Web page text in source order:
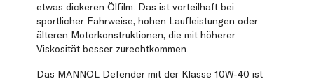
etwas dickeren Ölfilm. Das ist vorteilhaft bei
sportlicher Fahrweise, hohen Laufleistungen oder
älteren Motorkonstruktionen, die mit höherer
Viskosität besser zurechtkommen.
Das MANNOL Defender mit der Klasse 10W-40 ist